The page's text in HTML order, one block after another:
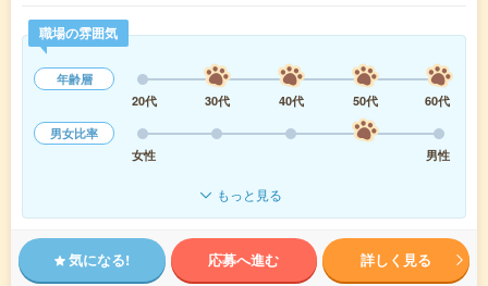
職場の雰囲気
年齢層
20代
30代 40代 50代
60代
男女比率
女性
男性
もっと見る
気になる! 応募へ進む 詳しく見る